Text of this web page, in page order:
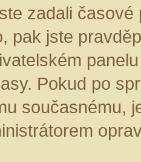
zadali
pak jste
Pokud po
současnému,